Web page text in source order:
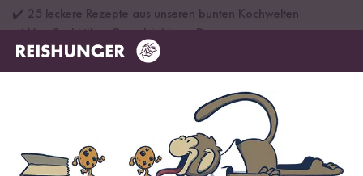
✔️ 25 leckere Rezepte aus unseren bunten Kochwelten
✔️ Von Sushi über Curry bis hin zu Desserts
✔️ Inklusive Tipps & Tricks für die Zubereitung
Jetzt sichern